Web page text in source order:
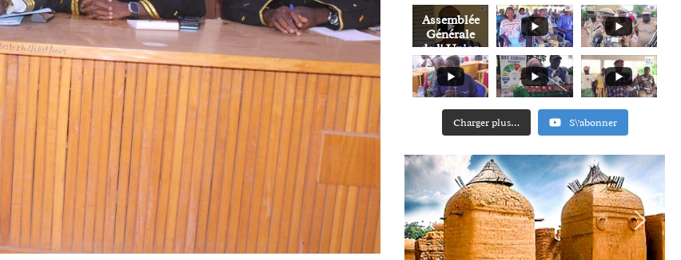
Assemblée
Générale
de l' Union
Régionale
des
Mutuelles
Sociales
de Bankui
et du
Charger plus… S\'abonner